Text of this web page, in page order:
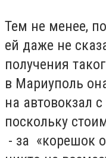
Тем не менее,
ей даже не
получения
в Мариуполь
на автовокзал
поскольку
- за «корешок